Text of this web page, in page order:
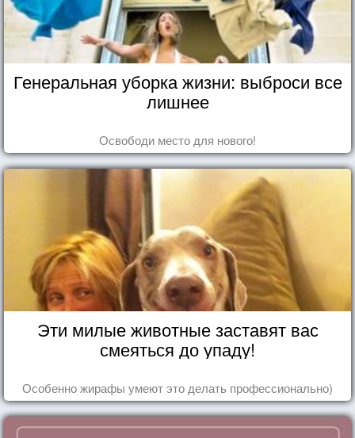
Генеральная уборка жизни: выброси все
лишнее
Освободи место для нового!
Эти милые животные заставят вас
смеяться до упаду!
Особенно жирафы умеют это делать профессионально)